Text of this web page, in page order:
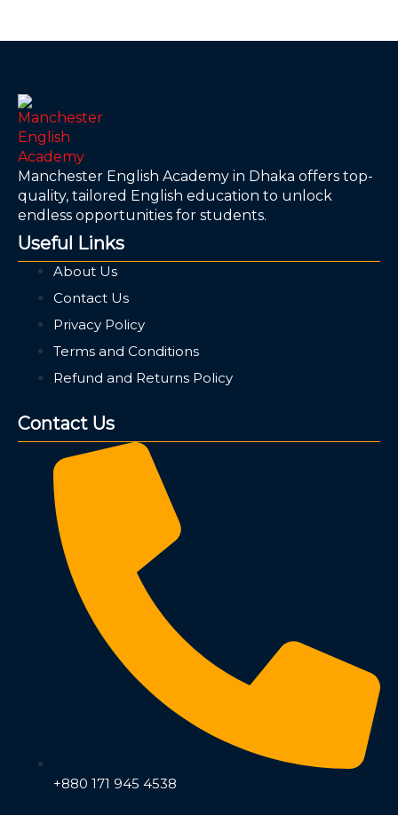
Manchester English Academy in Dhaka offers top-
quality, tailored English education to unlock
endless opportunities for students.
Useful Links
About Us
Contact Us
Privacy Policy
Terms and Conditions
Refund and Returns Policy
Contact Us
+880 171 945 4538